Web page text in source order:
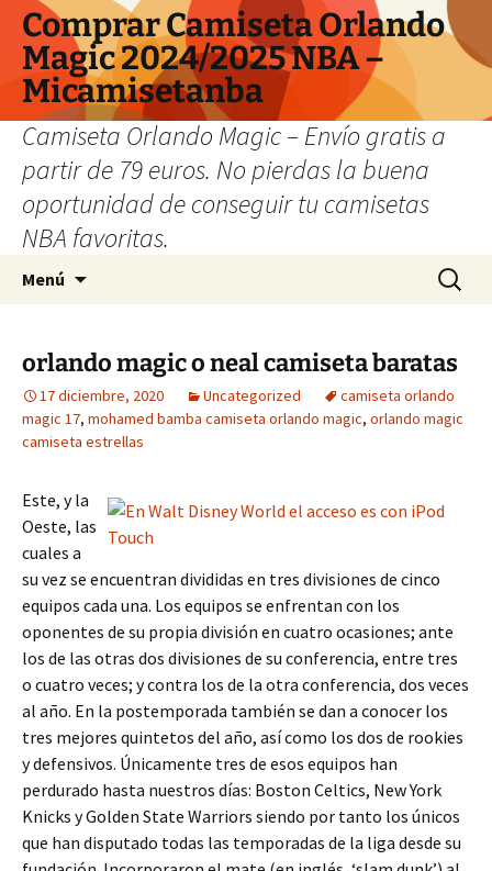
Comprar Camiseta Orlando
Magic 2024/2025 NBA –
Micamisetanba
Camiseta Orlando Magic – Envío gratis a
partir de 79 euros. No pierdas la buena
oportunidad de conseguir tu camisetas
NBA favoritas.
Menú Buscar:
orlando magic o neal camiseta baratas
17 diciembre, 2020 Uncategorized
camiseta orlando
magic 17, mohamed bamba camiseta orlando magic, orlando magic
camiseta estrellas
Este, y la
Oeste, las
cuales a
su vez se encuentran divididas en tres divisiones de cinco
equipos cada una. Los equipos se enfrentan con los
oponentes de su propia división en cuatro ocasiones; ante
los de las otras dos divisiones de su conferencia, entre tres
o cuatro veces; y contra los de la otra conferencia, dos veces
al año. En la postemporada también se dan a conocer los
tres mejores quintetos del año, así como los dos de rookies
y defensivos. Únicamente tres de esos equipos han
perdurado hasta nuestros días: Boston Celtics, New York
Knicks y Golden State Warriors siendo por tanto los únicos
que han disputado todas las temporadas de la liga desde su